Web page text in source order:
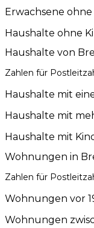
Erwachsene
Haushalte ohne
Haushalte von
Zahlen für
Haushalte mit
Haushalte mit
Haushalte mit
Wohnungen in
Zahlen für
Wohnungen vor
Wohnungen